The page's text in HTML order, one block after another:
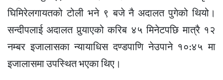
घिमिरेलगायतको टोली भने ९ बजे नै अदालत पुगेको थियो।
सन्दीपलाई अदालत पुर्‍याएको करिब ४५ मिनेटपछि मात्रै १२
नम्बर इजालासका न्यायाधिस दण्डपाणि नेउपाने १०:४५ मा
इजालासमा उपस्थित भएका थिए।